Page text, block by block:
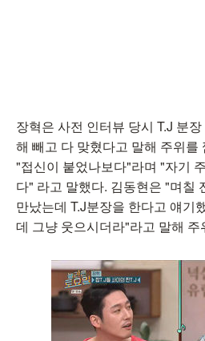
장혁은 사전 인터뷰 당시 T.J 분
해 빼고 다 맞혔다고 말해 주위를
"접신이 붙었나보다"라며 "자기
다" 라고 말했다. 김동현은 "며칠
만났는데 T.J분장을 한다고 얘기
데 그냥 웃으시더라"라고 말해 주